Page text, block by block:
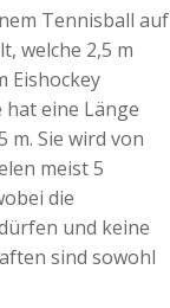
Tennisball auf
welche 2,5 m
Eishockey
eine Länge
m. Sie wird von
meist 5
die
und keine
sind sowohl